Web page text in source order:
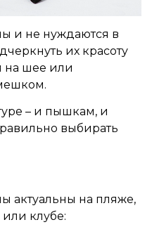
и не нуждаются в
их красоту
на шее или
– и пышкам, и
выбирать
актуальны на пляже,
клубе: